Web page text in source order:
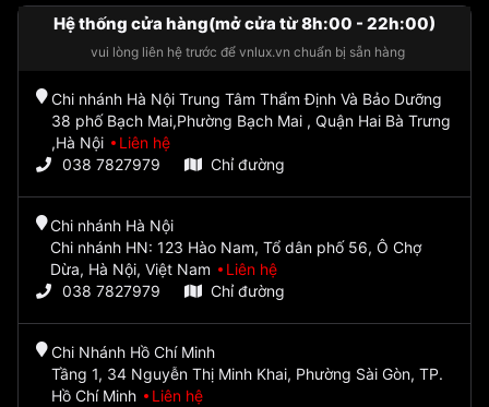
Hệ thống cửa hàng(mở cửa từ 8h:00 - 22h:00)
vui lòng liên hệ trước để vnlux.vn chuẩn bị sẵn hàng
Chi nhánh Hà Nội Trung Tâm Thẩm Định Và Bảo Dưỡng
38 phố Bạch Mai,Phường Bạch Mai , Quận Hai Bà Trưng
,Hà Nội
Liên hệ
038 7827979
Chỉ đường
Chi nhánh Hà Nội
Chi nhánh HN: 123 Hào Nam, Tổ dân phố 56, Ô Chợ
Dừa, Hà Nội, Việt Nam
Liên hệ
038 7827979
Chỉ đường
Chi Nhánh Hồ Chí Minh
Tầng 1, 34 Nguyễn Thị Minh Khai, Phường Sài Gòn, TP.
Hồ Chí Minh
Liên hệ